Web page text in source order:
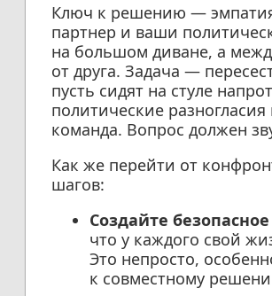
Ключ к решению —
партнер и ваши
на большом диване, а
от друга. Задача —
пусть сидят на стуле
политические
команда. Вопрос должен
Как же перейти от
шагов:
Создайте
что у каждого свой
Это непросто,
к совместному